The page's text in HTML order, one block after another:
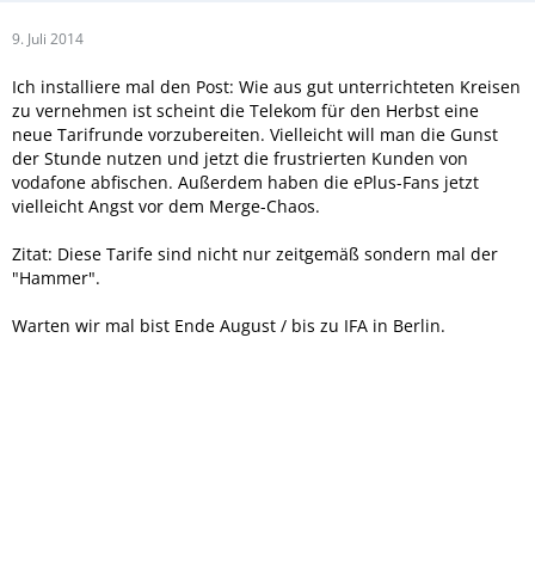
9. Juli 2014
Ich installiere mal den Post: Wie aus gut unterrichteten Kreisen
zu vernehmen ist scheint die Telekom für den Herbst eine
neue Tarifrunde vorzubereiten. Vielleicht will man die Gunst
der Stunde nutzen und jetzt die frustrierten Kunden von
vodafone abfischen. Außerdem haben die ePlus-Fans jetzt
vielleicht Angst vor dem Merge-Chaos.
Zitat: Diese Tarife sind nicht nur zeitgemäß sondern mal der
"Hammer".
Warten wir mal bist Ende August / bis zu IFA in Berlin.